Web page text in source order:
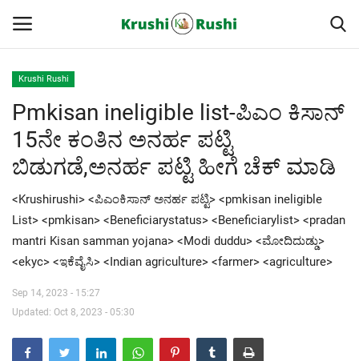
Home
Finance
ರೈತರ ಯಶೋಗಾಥೆಗಳು
Krushi Rushi
ಮುಂದಿನ 5 ದಿನಗಳ ಮಳೆ ಮಾಹಿತಿ
Gallery
Krushi Rushi
Pmkisan ineligible list-ಪಿಎಂ ಕಿಸಾನ್
15ನೇ ಕಂತಿನ ಅನರ್ಹ ಪಟ್ಟಿ
ಬಿಡುಗಡೆ,ಅನರ್ಹ ಪಟ್ಟಿ ಹೀಗೆ ಚೆಕ್ ಮಾಡಿ
<Krushirushi> <ಪಿಎಂಕಿಸಾನ್ ಅನರ್ಹ ಪಟ್ಟಿ> <pmkisan ineligible
List> <pmkisan> <Beneficiarystatus> <Beneficiarylist> <pradan
mantri Kisan samman yojana> <Modi duddu> <ಮೋದಿದುಡ್ಡು>
<ekyc> <ಇಕೆವೈಸಿ> <Indian agriculture> <farmer> <agriculture>
Sep 14, 2023 - 15:27
Updated: Oct 8, 2023 - 05:30